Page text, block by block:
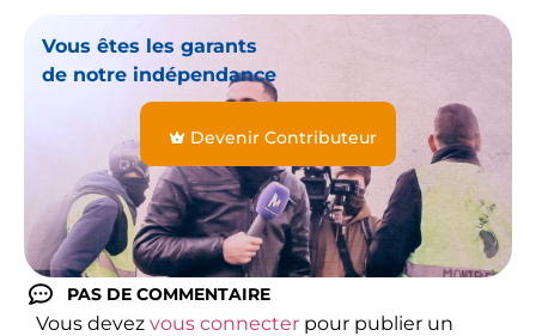
Vous êtes les garants
de notre indépendance
Devenir Contributeur
PAS DE COMMENTAIRE
Vous devez vous connecter pour publier un